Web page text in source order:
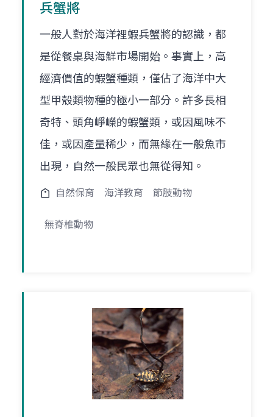
兵蟹將
一般人對於海洋裡蝦兵蟹將的認識，都
是從餐桌與海鮮市場開始。事實上，高
經濟價值的蝦蟹種類，僅佔了海洋中大
型甲殼類物種的極小一部分。許多長相
奇特、頭角崢嶸的蝦蟹類，或因風味不
佳，或因產量稀少，而無緣在一般魚市
出現，自然一般民眾也無從得知。
自然保育 海洋教育 節肢動物
無脊椎動物